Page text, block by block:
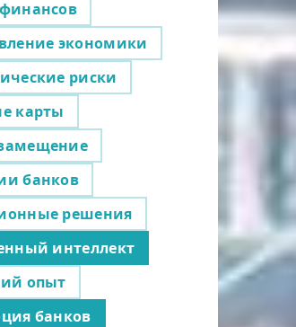
экономики
риски
карты
банков
решения
интеллект
опыт
банков